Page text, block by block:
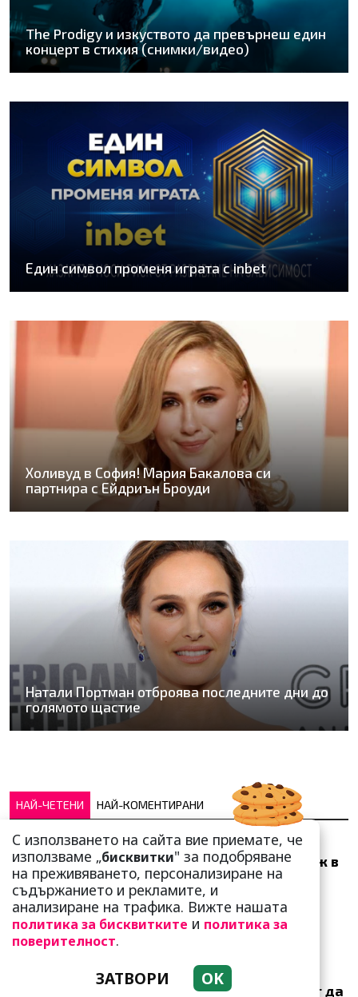
The Prodigy и изкуството да превърнеш един
концерт в стихия (снимки/видео)
Един символ променя играта с inbet
Холивуд в София! Мария Бакалова си
партнира с Ейдриън Броуди
Натали Портман отброява последните дни до
голямото щастие
НАЙ-ЧЕТЕНИ НАЙ-КОМЕНТИРАНИ
Много скоро! Тези три
зодии ще получат „нож в
гърба“ (Ще бъдат
предаде...
Тези зодии най-обичат да
С използването на сайта вие приемате, че
използваме „бисквитки" за подобряване
на преживяването, персонализиране на
съдържанието и рекламите, и
анализиране на трафика. Вижте нашата
политика за бисквитките и политика за
поверителност.
ЗАТВОРИ OK